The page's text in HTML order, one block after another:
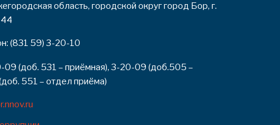
область, городской округ город Бор, г.
44
(831 59) 3-20-10
(доб. 531 – приёмная), 3-20-09 (доб.505 –
551 – отдел приёма)